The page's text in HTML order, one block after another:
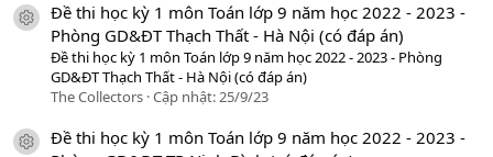
icon tài liệu
Đề thi học kỳ 1 môn Toán lớp 9 năm học 2022 - 2023 -
Phòng GD&ĐT Thạch Thất - Hà Nội (có đáp án)
Đề thi học kỳ 1 môn Toán lớp 9 năm học 2022 - 2023 - Phòng
GD&ĐT Thạch Thất - Hà Nội (có đáp án)
The Collectors Cập nhật:25/9/23
icon tài liệu
Đề thi học kỳ 1 môn Toán lớp 9 năm học 2022 - 2023 -